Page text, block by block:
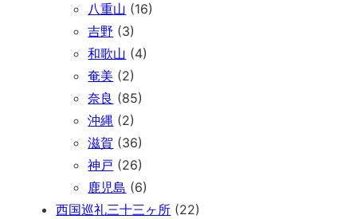
八重山 (16)
吉野 (3)
和歌山 (4)
奄美 (2)
奈良 (85)
沖縄 (2)
滋賀 (36)
神戸 (26)
鹿児島 (6)
西国巡礼三十三ヶ所 (22)